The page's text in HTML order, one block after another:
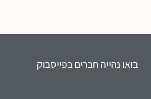
בואו נהייה חברים בפייסבוק